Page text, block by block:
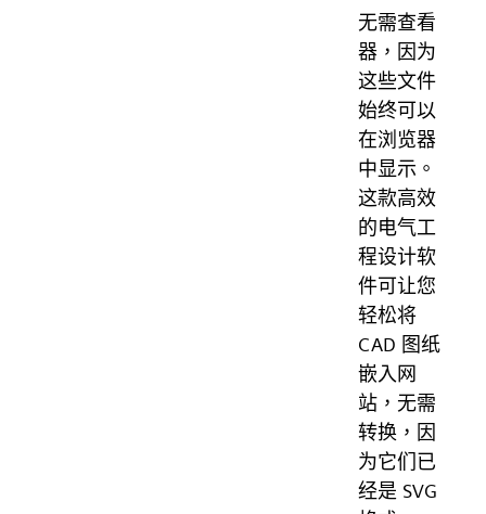
无需查看
器，因为
这些文件
始终可以
在浏览器
中显示。
这款高效
的电气工
程设计软
件可让您
轻松将
CAD 图纸
嵌入网
站，无需
转换，因
为它们已
经是 SVG